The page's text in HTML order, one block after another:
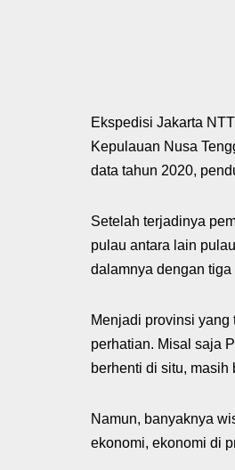
Ekspedisi Jakarta
Kepulauan Nusa
data tahun 2020,
Setelah terjadinya
pulau antara lain
dalamnya dengan
Menjadi provinsi
perhatian. Misal saja
berhenti di situ,
Namun, banyaknya
ekonomi, ekonomi di